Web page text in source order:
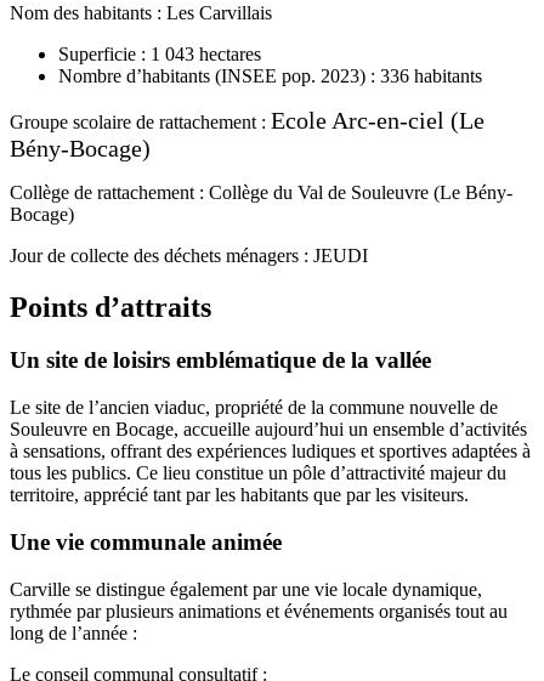
Nom des habitants : Les Carvillais
Superficie : 1 043 hectares
Nombre d’habitants (INSEE pop. 2023) : 336 habitants
Groupe scolaire de rattachement : Ecole Arc-en-ciel (Le
Bény-Bocage)
Collège de rattachement : Collège du Val de Souleuvre (Le Bény-
Bocage)
Jour de collecte des déchets ménagers : JEUDI
Points d’attraits
Un site de loisirs emblématique de la vallée
Le site de l’ancien viaduc, propriété de la commune nouvelle de
Souleuvre en Bocage, accueille aujourd’hui un ensemble d’activités
à sensations, offrant des expériences ludiques et sportives adaptées à
tous les publics. Ce lieu constitue un pôle d’attractivité majeur du
territoire, apprécié tant par les habitants que par les visiteurs.
Une vie communale animée
Carville se distingue également par une vie locale dynamique,
rythmée par plusieurs animations et événements organisés tout au
long de l’année :
Le conseil communal consultatif :